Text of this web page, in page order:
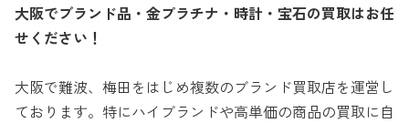
大阪でブランド品・金プラチナ・時計・宝石の買取はお任
せください！
大阪で難波、梅田をはじめ複数のブランド買取店を運営し
ております。特にハイブランドや高単価の商品の買取に自